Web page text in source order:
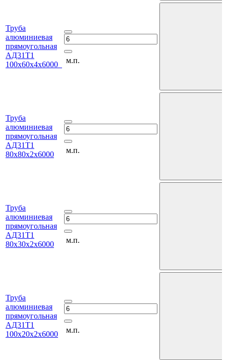
Труба
алюминиевая
прямоугольная
АД31Т1
100х60х4х6000
м.п.
Труба
алюминиевая
прямоугольная
АД31Т1
80х80х2х6000
м.п.
Труба
алюминиевая
прямоугольная
АД31Т1
80х30х2х6000
м.п.
Труба
алюминиевая
прямоугольная
АД31Т1
100х20х2х6000
м.п.